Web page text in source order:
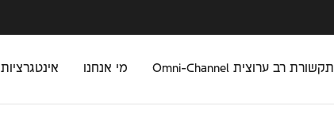
תקשורת רב ערוצית Omni-Channel מי אנחנו אינטגרציות